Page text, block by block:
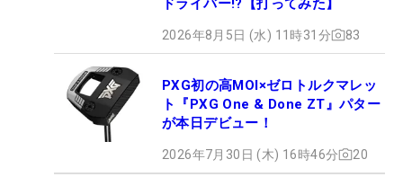
ドライバー!?【打ってみた】
2026年8月5日 (水) 11時31分 83
PXG初の高MOI×ゼロトルクマレッ
ト『PXG One & Done ZT』パター
が本日デビュー！
2026年7月30日 (木) 16時46分 20